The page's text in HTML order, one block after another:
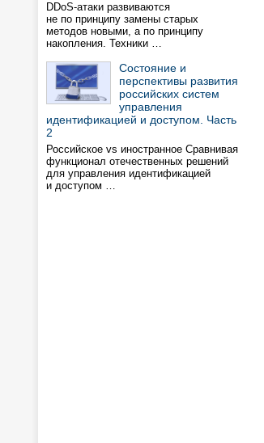
DDoS-атаки развиваются
не по принципу замены старых
методов новыми, а по принципу
накопления. Техники …
Состояние и
перспективы развития
российских систем
управления
идентификацией и доступом. Часть
2
Российское vs иностранное Сравнивая
функционал отечественных решений
для управления идентификацией
и доступом …